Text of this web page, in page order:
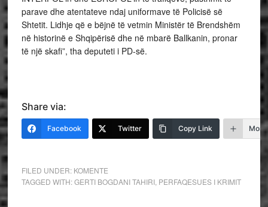
parave dhe atentateve ndaj uniformave të Policisë së
Shtetit. Lidhje që e bëjnë të vetmin Ministër të Brendshëm
në historinë e Shqipërisë dhe në mbarë Ballkanin, pronar
të një skafi”, tha deputeti i PD-së.
Share via:
Facebook Twitter Copy Link More
FILED UNDER: KOMENTE
TAGGED WITH:GERTI BOGDANI TAHIRI, PERFAQESUES I KRIMIT